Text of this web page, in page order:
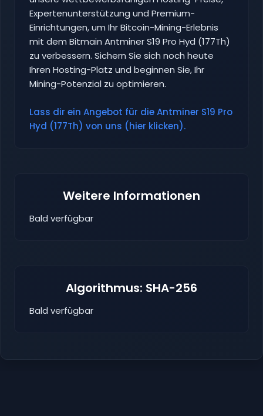
Expertenunterstützung und Premium-
Einrichtungen, um Ihr Bitcoin-Mining-Erlebnis
mit dem Bitmain Antminer S19 Pro Hyd (177Th)
zu verbessern. Sichern Sie sich noch heute
Ihren Hosting-Platz und beginnen Sie, Ihr
Mining-Potenzial zu optimieren.
Lass dir ein Angebot für die Antminer S19 Pro
Hyd (177Th) von uns (hier klicken).
Weitere Informationen
Bald verfügbar
Algorithmus: SHA-256
Bald verfügbar